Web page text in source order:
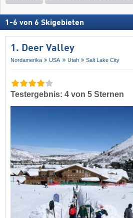
1 -6 von 6 Skigebieten
1. Deer Valley
Nordamerika USA Utah Salt Lake City
Testergebnis: 4 von 5 Sternen